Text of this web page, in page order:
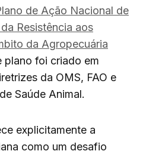
de Ação Nacional de
Resistência aos
da Agropecuária
plano foi criado em
da OMS, FAO e
Saúde Animal.
explicitamente a
como um desafio